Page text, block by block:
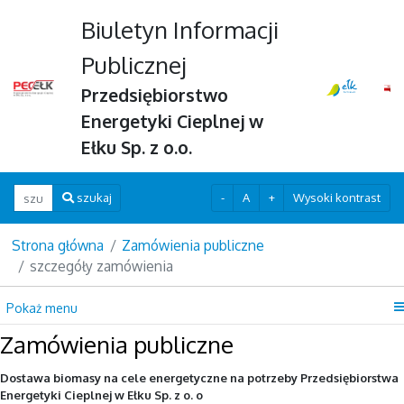
Biuletyn Informacji
Publicznej
Przedsiębiorstwo
Energetyki Cieplnej w
Ełku Sp. z o.o.
Wpisz szukaną frazę
szukaj - A + Wysoki kontrast
Strona główna
Zamówienia publiczne
szczegóły zamówienia
Pokaż menu
Zamówienia publiczne
Dostawa biomasy na cele energetyczne na potrzeby Przedsiębiorstwa
Energetyki Cieplnej w Ełku Sp. z o. o